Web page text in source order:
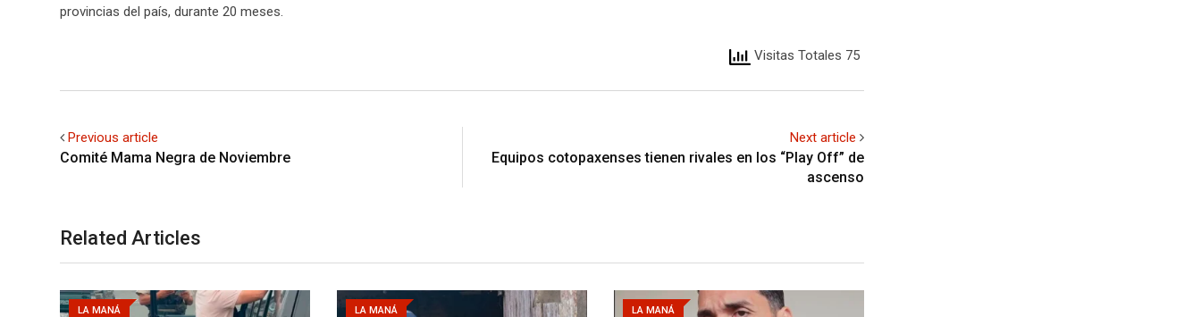
provincias del país, durante 20 meses.
Visitas Totales 75
Previous article
Comité Mama Negra de Noviembre
Next article
Equipos cotopaxenses tienen rivales en los “Play Off” de
ascenso
Related Articles
LA MANÁ LA MANÁ LA MANÁ